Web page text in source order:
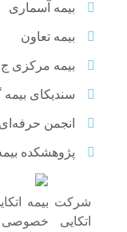
بیمه آسماری
بیمه تعاون
بیمه مرکزی
سندیکای بیمه
انجمن
پژوهشکده
شرکت بیمه
اتکایی